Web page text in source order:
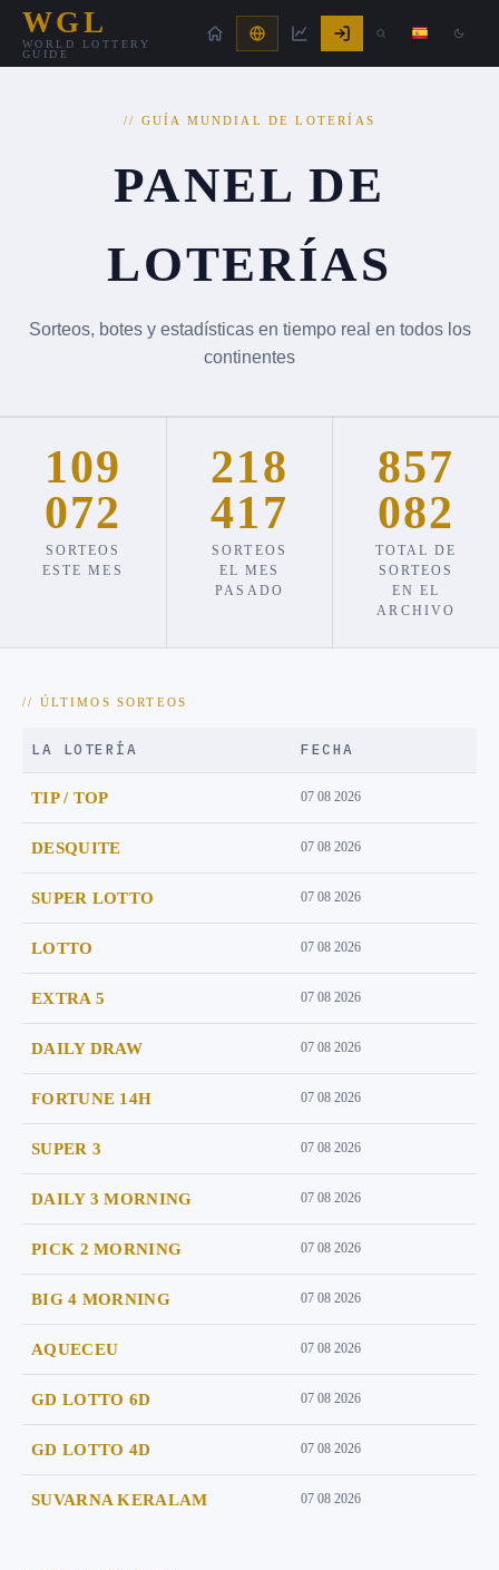
WGL
WORLD LOTTERY
GUIDE
// GUÍA MUNDIAL DE LOTERÍAS
PANEL DE
LOTERÍAS
Sorteos, botes y estadísticas en tiempo real en todos los
continentes
109
072
SORTEOS
ESTE MES
218
417
SORTEOS
EL MES
PASADO
857
082
TOTAL DE
SORTEOS
EN EL
ARCHIVO
// ÚLTIMOS SORTEOS
LA LOTERÍA FECHA
TIP / TOP 07 08 2026
DESQUITE 07 08 2026
SUPER LOTTO 07 08 2026
LOTTO 07 08 2026
EXTRA 5 07 08 2026
DAILY DRAW 07 08 2026
FORTUNE 14H 07 08 2026
SUPER 3 07 08 2026
DAILY 3 MORNING 07 08 2026
PICK 2 MORNING 07 08 2026
BIG 4 MORNING 07 08 2026
AQUECEU 07 08 2026
GD LOTTO 6D 07 08 2026
GD LOTTO 4D 07 08 2026
SUVARNA KERALAM 07 08 2026